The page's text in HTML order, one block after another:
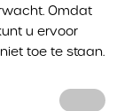
is belangrijk om
blijft wachten
Omdat
u ervoor
toe te staan.